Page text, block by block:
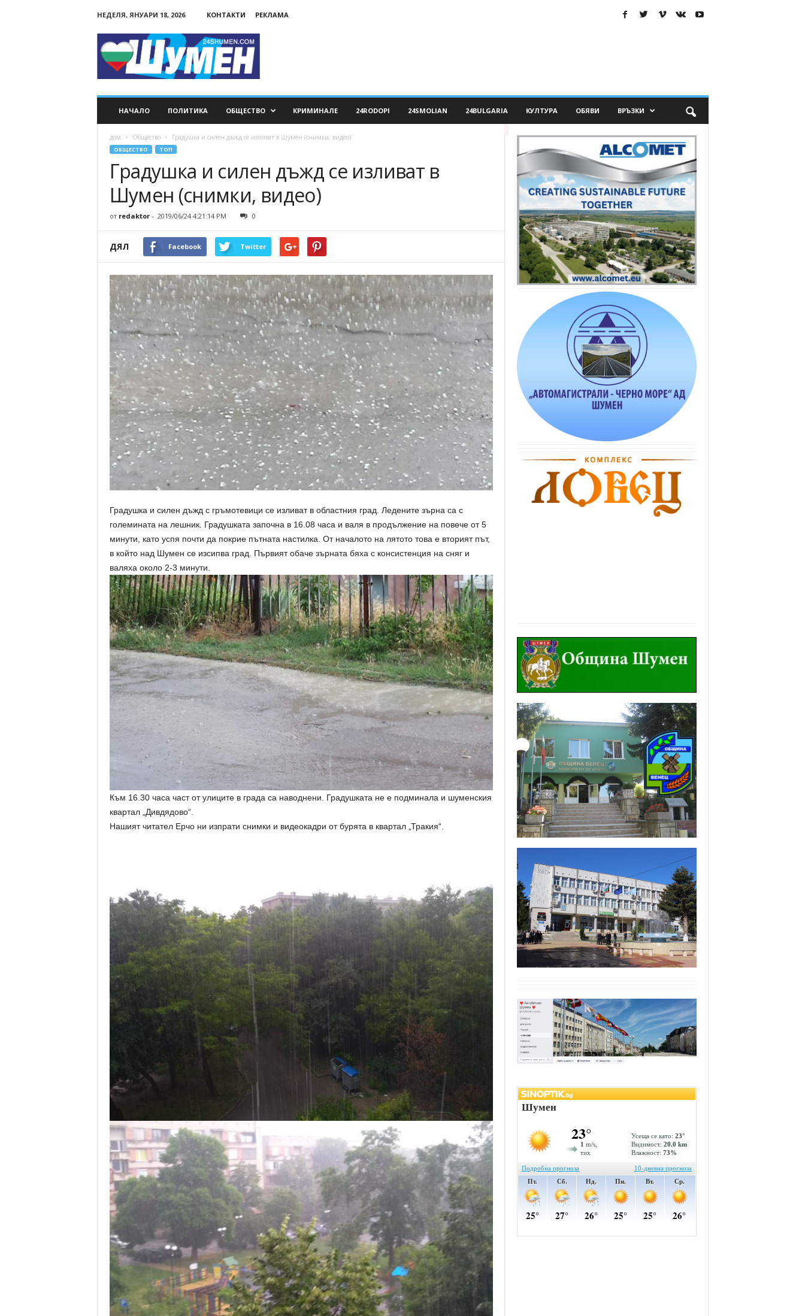
НЕДЕЛЯ, ЯНУАРИ 18, 2026 КОНТАКТИ РЕКЛАМА
НАЧАЛО ПОЛИТИКА ОБЩЕСТВО КРИМИНАЛЕ 24RODOPI 24SMOLIAN 24BULGARIA КУЛТУРА ОБЯВИ ВРЪЗКИ
дом Общество Градушка и силен дъжд се изливат в Шумен (снимки, видео)
ОБЩЕСТВО ТОП
Градушка и силен дъжд се изливат в
Шумен (снимки, видео)
от redaktor- 2019/06/24 4:21:14 PM 0
ДЯЛ Facebook Twitter
Градушка и силен дъжд с гръмотевици се изливат в областния град. Ледените зърна са с
големината на лешник. Градушката започна в 16.08 часа и валя в продължение на повече от 5
минути, като успя почти да покрие пътната настилка. От началото на лятото това е вторият път,
в който над Шумен се изсипва град. Първият обаче зърната бяха с консистенция на сняг и
валяха около 2-3 минути.
Към 16.30 часа част от улиците в града са наводнени. Градушката не е подминала и шуменския
квартал „Дивдядово“.
Нашият читател Ерчо ни изпрати снимки и видеокадри от бурята в квартал „Тракия“.